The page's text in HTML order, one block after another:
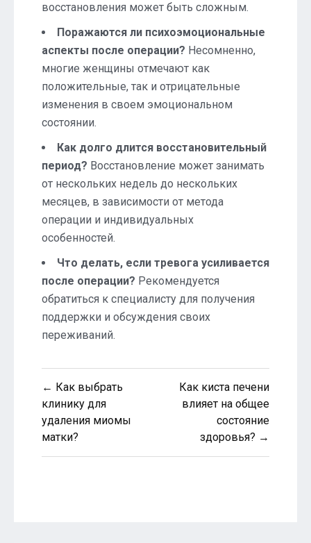
восстановления может быть сложным.
Поражаются ли психоэмоциональные
аспекты после операции? Несомненно,
многие женщины отмечают как
положительные, так и отрицательные
изменения в своем эмоциональном
состоянии.
Как долго длится восстановительный
период? Восстановление может занимать
от нескольких недель до нескольких
месяцев, в зависимости от метода
операции и индивидуальных
особенностей.
Что делать, если тревога усиливается
после операции? Рекомендуется
обратиться к специалисту для получения
поддержки и обсуждения своих
переживаний.
Навигация
по
записям
← Как выбрать
клинику для
удаления миомы
матки?
Как киста печени
влияет на общее
состояние
здоровья? →